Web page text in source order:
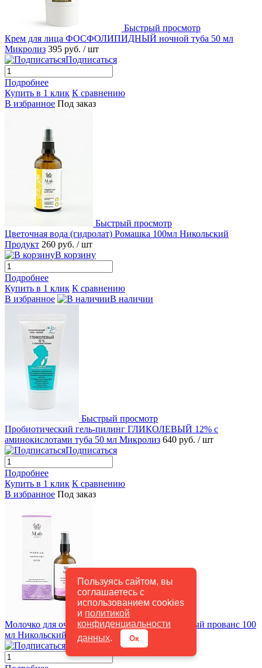
Пользуясь сайтом, вы
соглашаетесь с
использованием cookies
и политикой
конфиденциальности
данных. Ок
Быстрый просмотр
Крем для лица ФОСФОЛИПИДНЫЙ ночной туба 50 мл
Микролиз 395 руб. / шт
Подписаться
Подробнее
Купить в 1 клик К сравнению
В избранное Под заказ
Быстрый просмотр
Цветочная вода (гидролат) Ромашка 100мл Никольский
Продукт 260 руб. / шт
В корзину
Подробнее
Купить в 1 клик К сравнению
В избранное
В наличии
Быстрый просмотр
Пробиотический гель-пилинг ГЛИКОЛЕВЫЙ 12% с
аминокислотами туба 50 мл Микролиз 640 руб. / шт
Подписаться
Подробнее
Купить в 1 клик К сравнению
В избранное Под заказ
Быстрый просмотр
Молочко для очищения и демакияжа Лавандовый прованс 100
мл Никольский Продукт 420 руб.
/ шт
Подписаться